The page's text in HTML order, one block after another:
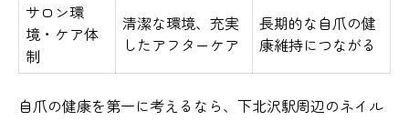
サロン環
境・ケア体
制
清潔な環境、充実
したアフターケア
長期的な自爪の健
康維持につながる
自爪の健康を第一に考えるなら、下北沢駅周辺のネイル